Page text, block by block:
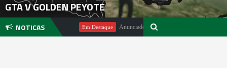
GTA V GOLDEN PEYOTE
NOTICAS
Michael Pachter Em Destaque Anunciado DualSense The Last of Us Limited